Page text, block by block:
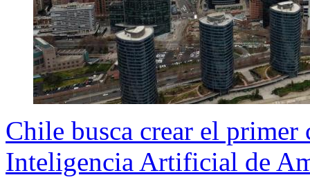
Chile busca crear el
Inteligencia Artificial de